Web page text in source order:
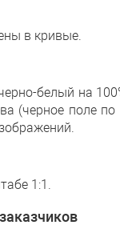
в кривые.
белый на
(черное поле
1:1.